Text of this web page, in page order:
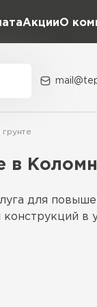
АкцииО
в
для
в
и